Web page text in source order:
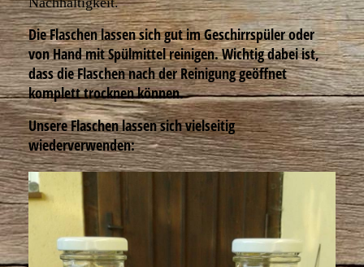
Die Flaschen lassen sich gut im Geschirrspüler oder
von Hand mit Spülmittel reinigen. Wichtig dabei ist,
dass die Flaschen nach der Reinigung geöffnet
komplett trocknen können.
Unsere Flaschen lassen sich vielseitig
wiederverwenden: